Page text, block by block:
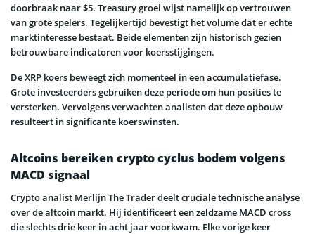
doorbraak naar $5. Treasury groei wijst namelijk op vertrouwen
van grote spelers. Tegelijkertijd bevestigt het volume dat er echte
marktinteresse bestaat. Beide elementen zijn historisch gezien
betrouwbare indicatoren voor koersstijgingen.
De XRP koers beweegt zich momenteel in een accumulatiefase.
Grote investeerders gebruiken deze periode om hun posities te
versterken. Vervolgens verwachten analisten dat deze opbouw
resulteert in significante koerswinsten.
Altcoins bereiken crypto cyclus bodem volgens
MACD signaal
Crypto analist Merlijn The Trader deelt cruciale technische analyse
over de altcoin markt. Hij identificeert een zeldzame MACD cross
die slechts drie keer in acht jaar voorkwam. Elke vorige keer